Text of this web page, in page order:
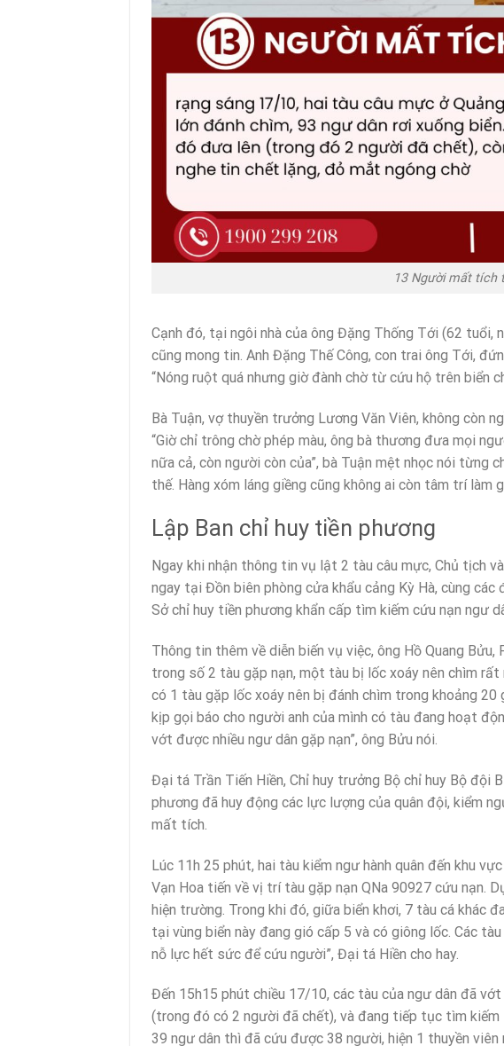
13 Người mất tích
Cạnh đó, tại ngôi nhà của ông Đặng Thống Tới (62 tuổi,
cũng mong tin. Anh Đặng Thế Công, con trai ông Tới,
“Nóng ruột quá nhưng giờ đành chờ từ cứu hộ trên biển
Bà Tuận, vợ thuyền trưởng Lương Văn Viên, không còn
“Giờ chỉ trông chờ phép màu, ông bà thương đưa mọi
nữa cả, còn người còn của”, bà Tuận mệt nhọc nói từng
thế. Hàng xóm láng giềng cũng không ai còn tâm trí làm
Lập Ban chỉ huy tiền phương
Ngay khi nhận thông tin vụ lật 2 tàu câu mực, Chủ tịch
ngay tại Đồn biên phòng cửa khẩu cảng Kỳ Hà, cùng
Sở chỉ huy tiền phương khẩn cấp tìm kiếm cứu nạn ngư
Thông tin thêm về diễn biến vụ việc, ông Hồ Quang Bửu,
trong số 2 tàu gặp nạn, một tàu bị lốc xoáy nên chìm rất
có 1 tàu gặp lốc xoáy nên bị đánh chìm trong khoảng
kịp gọi báo cho người anh của mình có tàu đang hoạt
vớt được nhiều ngư dân gặp nạn”, ông Bửu nói.
Đại tá Trần Tiến Hiền, Chỉ huy trưởng Bộ chỉ huy Bộ đội
phương đã huy động các lực lượng của quân đội, kiểm
mất tích.
Lúc 11h 25 phút, hai tàu kiểm ngư hành quân đến khu
Vạn Hoa tiến về vị trí tàu gặp nạn QNa 90927 cứu nạn.
hiện trường. Trong khi đó, giữa biển khơi, 7 tàu cá khác
tại vùng biển này đang gió cấp 5 và có giông lốc. Các
nỗ lực hết sức để cứu người”, Đại tá Hiền cho hay.
Đến 15h15 phút chiều 17/10, các tàu của ngư dân đã
(trong đó có 2 người đã chết), và đang tiếp tục tìm kiếm
39 ngư dân thì đã cứu được 38 người, hiện 1 thuyền